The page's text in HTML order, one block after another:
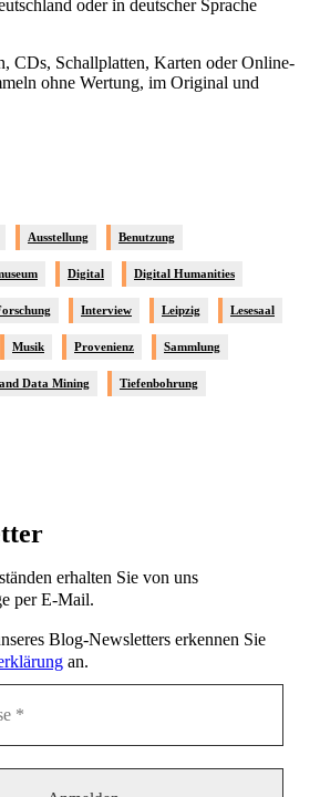
oder in deutscher Sprache
CDs, Schallplatten, Karten oder Online-
ohne Wertung, im Original und
Ausstellung Benutzung
Digital Digital Humanities
Interview Leipzig Lesesaal
Musik Provenienz Sammlung
Data Mining Tiefenbohrung
erhalten Sie von uns
per E-Mail.
Blog-Newsletters erkennen Sie
an.